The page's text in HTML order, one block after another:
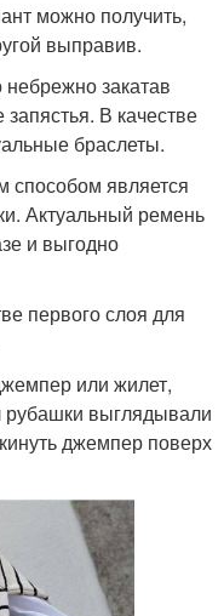
можно получить,
выправив.
закатав
В качестве
браслеты.
является
Актуальный ремень
и выгодно
первого слоя для
или жилет,
рубашки выглядывали
джемпер поверх